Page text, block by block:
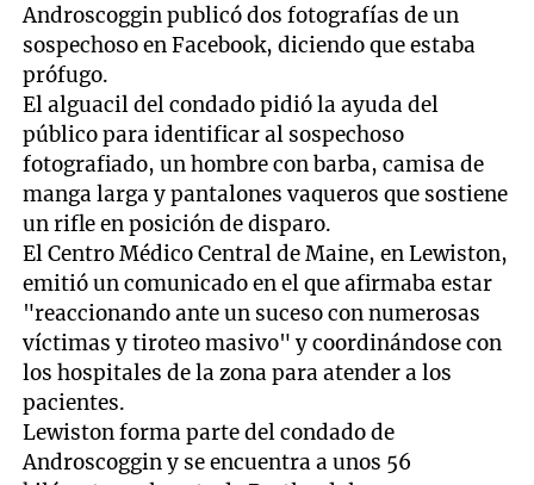
Androscoggin publicó dos fotografías de un
sospechoso en Facebook, diciendo que estaba
prófugo.
El alguacil del condado pidió la ayuda del
público para identificar al sospechoso
fotografiado, un hombre con barba, camisa de
manga larga y pantalones vaqueros que sostiene
un rifle en posición de disparo.
El Centro Médico Central de Maine, en Lewiston,
emitió un comunicado en el que afirmaba estar
"reaccionando ante un suceso con numerosas
víctimas y tiroteo masivo" y coordinándose con
los hospitales de la zona para atender a los
pacientes.
Lewiston forma parte del condado de
Androscoggin y se encuentra a unos 56